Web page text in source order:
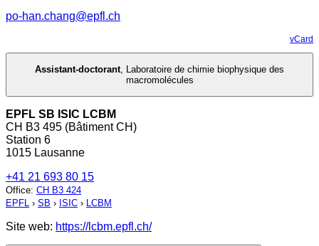
po-han.chang@epfl.ch
vCard
Assistant-doctorant, Laboratoire de chimie biophysique des
macromolécules
EPFL SB ISIC LCBM
CH B3 495 (Bâtiment CH)
Station 6
1015 Lausanne
+41 21 693 80 15
Office: CH B3 424
EPFL › SB › ISIC › LCBM
Site web: https://lcbm.epfl.ch/